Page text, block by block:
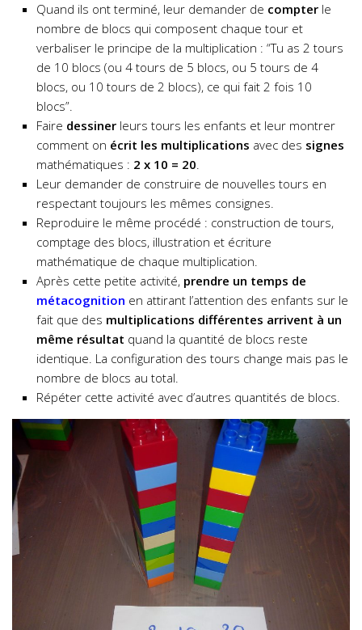
Quand ils ont terminé, leur demander de compter le
nombre de blocs qui composent chaque tour et
verbaliser le principe de la multiplication : “Tu as 2 tours
de 10 blocs (ou 4 tours de 5 blocs, ou 5 tours de 4
blocs, ou 10 tours de 2 blocs), ce qui fait 2 fois 10
blocs”.
Faire dessiner leurs tours les enfants et leur montrer
comment on écrit les multiplications avec des signes
mathématiques : 2 x 10 = 20.
Leur demander de construire de nouvelles tours en
respectant toujours les mêmes consignes.
Reproduire le même procédé : construction de tours,
comptage des blocs, illustration et écriture
mathématique de chaque multiplication.
Après cette petite activité, prendre un temps de
métacognition en attirant l’attention des enfants sur le
fait que des multiplications différentes arrivent à un
même résultat quand la quantité de blocs reste
identique. La configuration des tours change mais pas le
nombre de blocs au total.
Répéter cette activité avec d’autres quantités de blocs.